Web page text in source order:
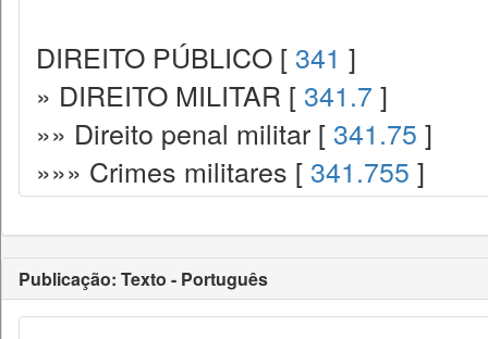
DIREITO PÚBLICO [ 341 ]
» DIREITO MILITAR [ 341.7 ]
»» Direito penal militar [ 341.75 ]
»»» Crimes militares [ 341.755 ]
Publicação: Texto - Português